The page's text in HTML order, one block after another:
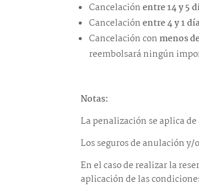
Cancelaciónentre 14 y 5
Cancelaciónentre 4 y 1
Cancelación con menos
reembolsará ningún
Notas:
La penalización se aplica
Los seguros de anulación
En el caso de realizar la
aplicación de las